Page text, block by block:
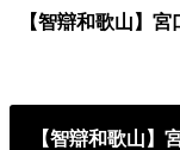
【智辯和歌山】
【智辯和歌山】